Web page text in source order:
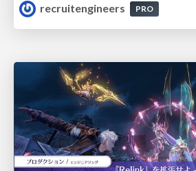
recruitengineers
PRO